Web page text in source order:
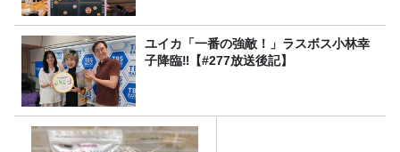
ユイカ「一番の強敵！」ラスボス小林幸
子降臨‼【#277放送後記】